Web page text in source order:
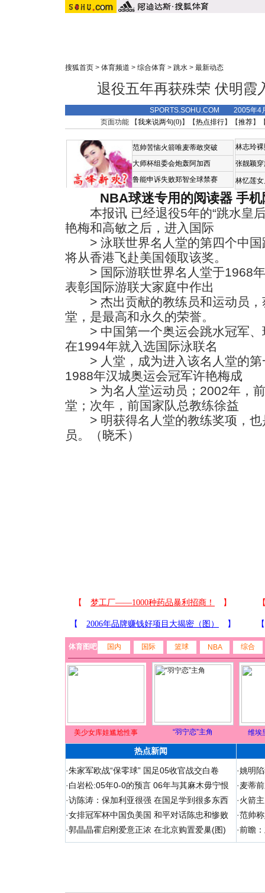
搜狐首页 > 体育频道 > 综合体育 > 跳水 > 最新动态
退役五年再获殊荣 伏明霞
SPORTS.SOHU.COM 2005年4
页面功能 【我来说两句(0)】【热点排行】【推荐】
范帅苦恼火箭唯麦蒂敢突破
大师杯组委会炮轰阿加西
鲁能申诉失败郑智全球禁赛
林志玲
张靓颖
林忆莲
NBA球迷专用的阅读器 手
本报讯 已经退役5年的“跳水皇后
艳梅和高敏之后，进入国际
> 泳联世界名人堂的第四个中国
将从香港飞赴美国领取该奖。
> 国际游联世界名人堂于1968年
表彰国际游联大家庭中作出
> 杰出贡献的教练员和运动员，
堂，是最高和永久的荣誉。
> 中国第一个奥运会跳水冠军、
在1994年就入选国际泳联名
> 人堂，成为进入该名人堂的第
1988年汉城奥运会冠军许艳梅成
> 为名人堂运动员；2002年，前
堂；次年，前国家队总教练徐益
> 明获得名人堂的教练奖项，也
员。（晓禾）
体育图吧 国内 国际 篮球 NBA 综合
美少女库娃尴尬性事 “羽宁恋”主角 维埃
热点新闻
·朱家军欧战“保零球” 国足05收官战交白卷
·白岩松:05年0-0的预言 06年与其麻木毋宁恨
·访陈涛：保加利亚很强 在国足学到很多东西
·女排冠军杯中国负美国 和平对话陈忠和惨败
·郭晶晶霍启刚爱意正浓 在北京购置爱巢(图)
·姚明
·麦蒂
·火箭
·范帅
·前瞻